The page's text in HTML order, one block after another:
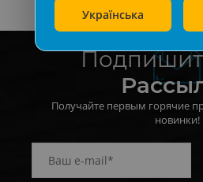
Получайте первым горячие
новинки!
Українська